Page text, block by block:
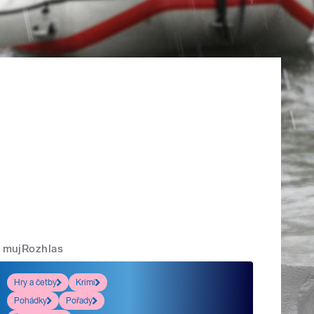
mujRozhlas
Hry a četby
Krimi
Pohádky
Pořady